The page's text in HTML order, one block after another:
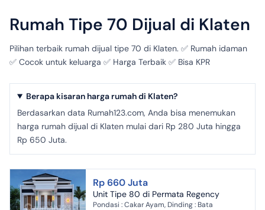
Rumah Tipe 70 Dijual di Klaten
Pilihan terbaik rumah dijual tipe 70 di Klaten. ✅ Rumah idaman
✅ Cocok untuk keluarga ✅ Harga Terbaik ✅ Bisa KPR
Berapa kisaran harga rumah di Klaten?
Berdasarkan data Rumah123.com, Anda bisa menemukan
harga rumah dijual di Klaten mulai dari Rp 280 Juta hingga
Rp 650 Juta.
Rp 660 Juta
Unit Tipe 80 di Permata Regency
Pondasi : Cakar Ayam, Dinding : Bata